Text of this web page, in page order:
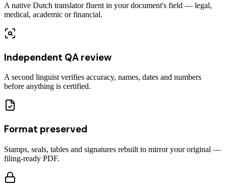
A native Dutch translator fluent in your document's field — legal,
medical, academic or financial.
Independent QA review
A second linguist verifies accuracy, names, dates and numbers
before anything is certified.
Format preserved
Stamps, seals, tables and signatures rebuilt to mirror your original —
filing-ready PDF.